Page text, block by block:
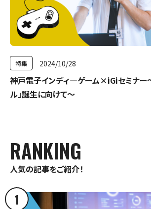
特集 2024/10/28
神戸電子インディ―ゲーム×iGiセミナー
ル」誕生に向けて～
RANKING
人気の記事をご紹介！
1